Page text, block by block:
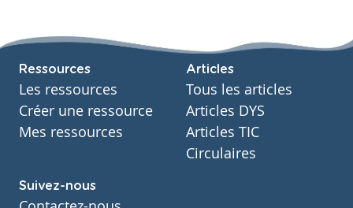
Ressources
Les ressources
Créer une ressource
Mes ressources
Articles
Tous les articles
Articles DYS
Articles TIC
Circulaires
Suivez-nous